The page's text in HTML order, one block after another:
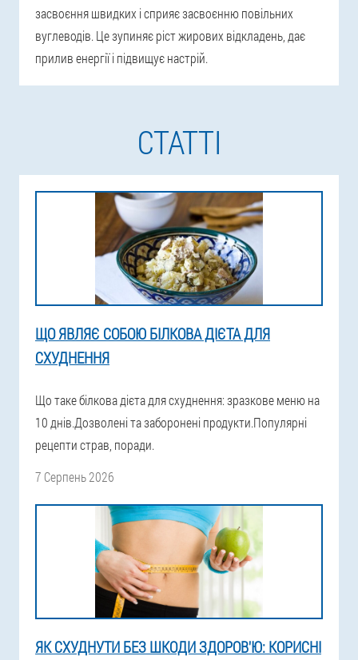
засвоєння швидких і сприяє засвоєнню повільних
вуглеводів. Це зупиняє ріст жирових відкладень, дає
прилив енергії і підвищує настрій.
СТАТТІ
ЩО ЯВЛЯЄ СОБОЮ БІЛКОВА ДІЄТА ДЛЯ
СХУДНЕННЯ
Що таке білкова дієта для схуднення: зразкове меню на
10 днів.Дозволені та заборонені продукти.Популярні
рецепти страв, поради.
7 Серпень 2026
ЯК СХУДНУТИ БЕЗ ШКОДИ ЗДОРОВ'Ю: КОРИСНІ